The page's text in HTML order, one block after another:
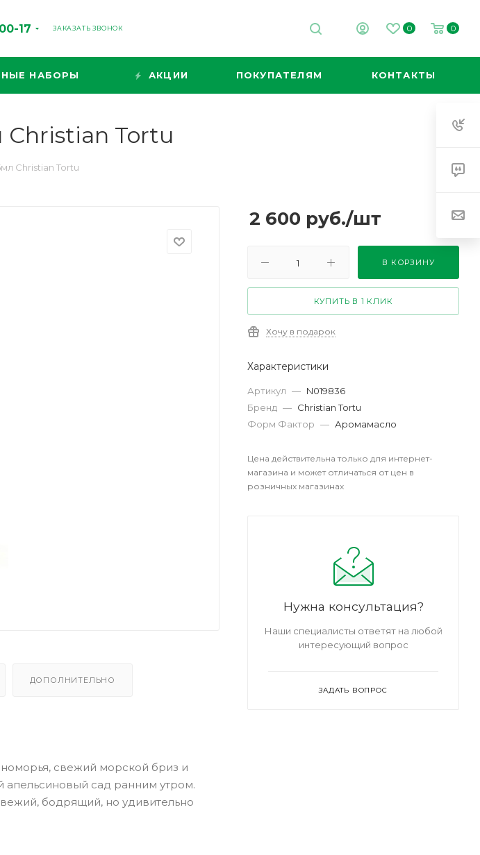
17 ЗАКАЗАТЬ ЗВОНОК 0 0
НАБОРЫ АКЦИИ ПОКУПАТЕЛЯМ КОНТАКТЫ
Tortu
Christian Tortu
ДОПОЛНИТЕЛЬНО
свежий морской бриз и
апельсиновый сад ранним утром.
бодрящий, но удивительно
2 600 руб./шт
В КОРЗИНУ
КУПИТЬ В 1 КЛИК
Хочу в подарок
Характеристики
Артикул — N019836
Бренд — Christian Tortu
Форм Фактор — Аромамасло
Цена действительна только для интернет-
магазина и может отличаться от цен в
розничных магазинах
Нужна консультация?
Наши специалисты ответят на любой
интересующий вопрос
ЗАДАТЬ ВОПРОС